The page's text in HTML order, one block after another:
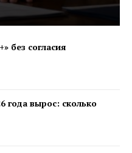
без согласия
года вырос: сколько